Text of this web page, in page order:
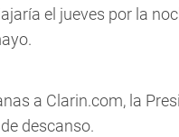
el jueves por la
a Clarin.com, la
descanso.